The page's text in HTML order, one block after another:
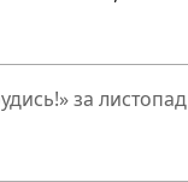
за листопад